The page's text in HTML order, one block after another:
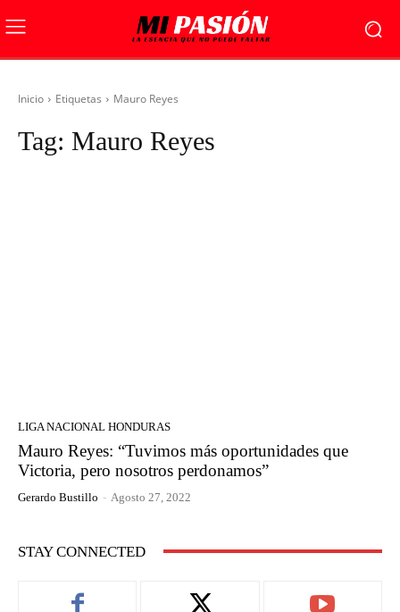
Inicio Etiquetas Mauro Reyes
Tag: Mauro Reyes
LIGA NACIONAL HONDURAS
Mauro Reyes: “Tuvimos más oportunidades que
Victoria, pero nosotros perdonamos”
Gerardo Bustillo - Agosto 27, 2022
STAY CONNECTED